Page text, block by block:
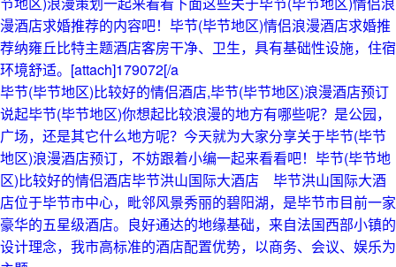
漫酒店求婚推荐的内容吧！毕节(毕节地区)情侣浪漫酒店求婚推
荐纳雍丘比特主题酒店客房干净、卫生，具有基础性设施，住宿
环境舒适。[attach]179072[/a
毕节(毕节地区)比较好的情侣酒店,毕节(毕节地区)浪漫酒店预订
说起毕节(毕节地区)你想起比较浪漫的地方有哪些呢？是公园，
广场，还是其它什么地方呢？今天就为大家分享关于毕节(毕节
地区)浪漫酒店预订，不妨跟着小编一起来看看吧！毕节(毕节地
区)比较好的情侣酒店毕节洪山国际大酒店 毕节洪山国际大酒
店位于毕节市中心，毗邻风景秀丽的碧阳湖，是毕节市目前一家
豪华的五星级酒店。良好通达的地缘基础，来自法国西部小镇的
设计理念，我市高标准的酒店配置优势，以商务、会议、娱乐为